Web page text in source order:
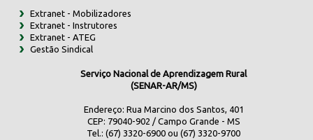
Extranet - Mobilizadores
Extranet - Instrutores
Extranet - ATEG
Gestão Sindical
Serviço Nacional de Aprendizagem Rural
(SENAR-AR/MS)
Endereço: Rua Marcino dos Santos, 401
CEP: 79040-902 / Campo Grande - MS
Tel.: (67) 3320-6900 ou (67) 3320-9700